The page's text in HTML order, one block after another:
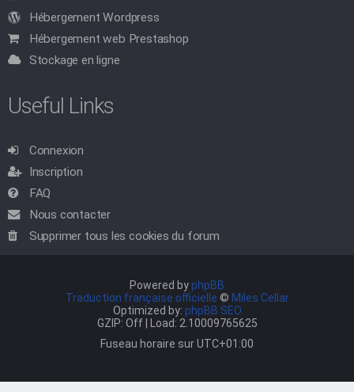
Hébergement Wordpress
Hébergement web Prestashop
Stockage en ligne
Useful Links
Connexion
Inscription
FAQ
Nous contacter
Supprimer tous les cookies du forum
Powered byphpBB
Traduction française officielle © Miles Cellar
Optimized by: phpBB SEO
GZIP: Off | Load: 2.10009765625
Fuseau horaire surUTC+01:00